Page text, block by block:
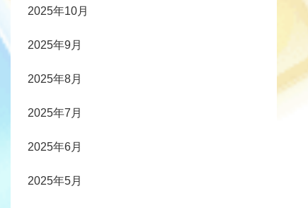
2025年10月
2025年9月
2025年8月
2025年7月
2025年6月
2025年5月